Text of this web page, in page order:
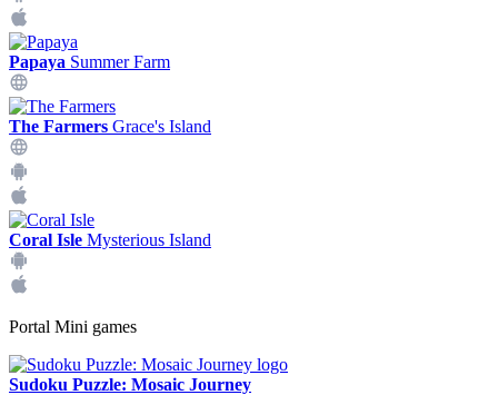
Papaya Summer Farm
The Farmers Grace's Island
Coral Isle Mysterious Island
Portal Mini games
Sudoku Puzzle: Mosaic Journey